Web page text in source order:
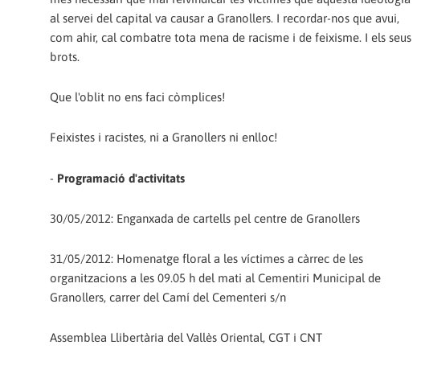
al servei del capital va causar a Granollers. I recordar-nos que avui,
com ahir, cal combatre tota mena de racisme i de feixisme. I els seus
brots.
Que l'oblit no ens faci còmplices!
Feixistes i racistes, ni a Granollers ni enlloc!
- Programació d'activitats
30/05/2012: Enganxada de cartells pel centre de Granollers
31/05/2012: Homenatge floral a les víctimes a càrrec de les
organitzacions a les 09.05 h del mati al Cementiri Municipal de
Granollers, carrer del Camí del Cementeri s/n
Assemblea Llibertària del Vallès Oriental, CGT i CNT